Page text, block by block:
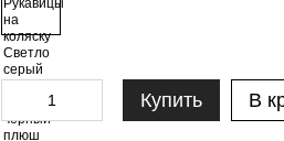
Купить В